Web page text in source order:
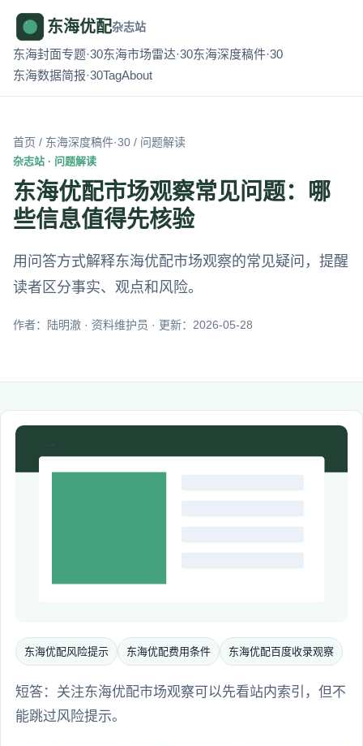
东海优配杂志站
东海封面专题·30东海市场雷达·30东海深度稿件·30
东海数据简报·30TagAbout
首页 / 东海深度稿件·30 / 问题解读
杂志站 · 问题解读
东海优配市场观察常见问题：哪
些信息值得先核验
用问答方式解释东海优配市场观察的常见疑问，提醒
读者区分事实、观点和风险。
作者：陆明澈 · 资料维护员 · 更新：2026-05-28
东海优配风险提示 东海优配费用条件 东海优配百度收录观察
短答：关注东海优配市场观察可以先看站内索引，但不
能跳过风险提示。